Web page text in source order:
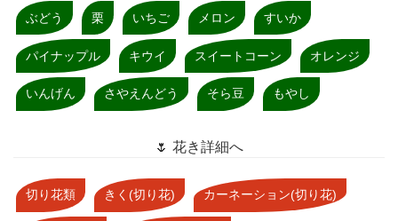
ぶどう 栗 いちご メロン すいか
パイナップル キウイ スイートコーン オレンジ
いんげん さやえんどう そら豆 もやし
🌷 花き詳細へ
切り花類 きく(切り花) カーネーション(切り花)